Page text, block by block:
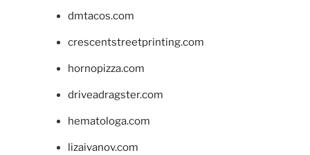
dmtacos.com
crescentstreetprinting.com
hornopizza.com
driveadragster.com
hematologa.com
lizaivanov.com